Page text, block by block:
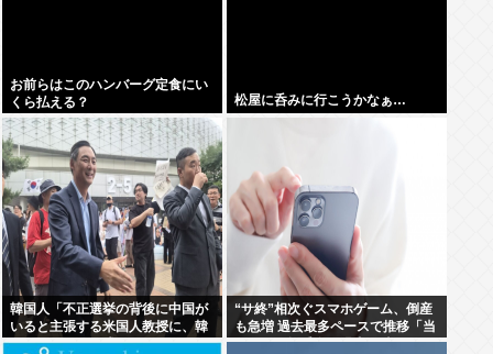
お前らはこのハンバーグ定食にい
くら払える？
松屋に呑みに行こうかなぁ…
韓国人「不正選挙の背後に中国が
いると主張する米国人教授に、韓
国ネット民が困惑」
“サ終”相次ぐスマホゲーム、倒産
も急増 過去最多ペースで推移「当
たれば一攫千金」過去の時代に